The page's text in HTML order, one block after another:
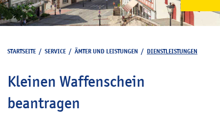
STARTSEITE / SERVICE / ÄMTER UND LEISTUNGEN / DIENSTLEISTUNGEN
Kleinen Waffenschein
beantragen